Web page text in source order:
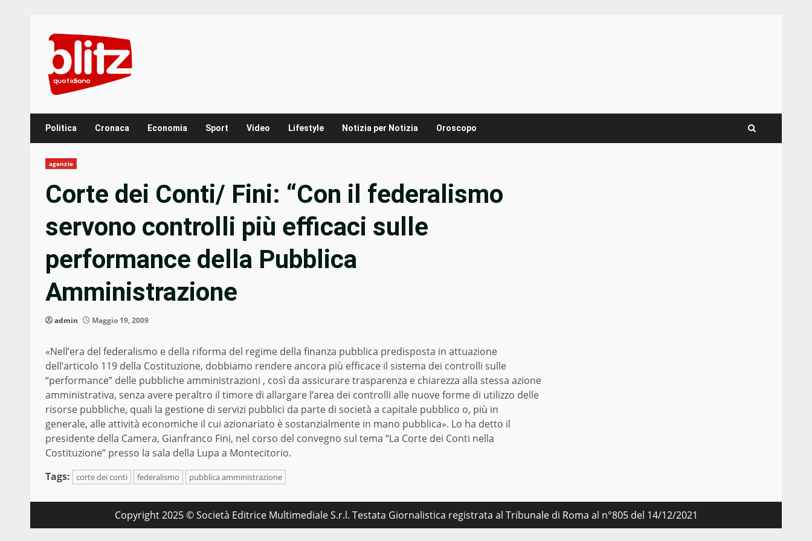
content
Politica Cronaca Economia Sport Video Lifestyle Notizia per Notizia Oroscopo
agenzie
Corte dei Conti/ Fini: “Con il federalismo
servono controlli più efficaci sulle
performance della Pubblica
Amministrazione
admin Maggio 19, 2009
«Nell’era del federalismo e della riforma del regime della finanza pubblica predisposta in attuazione
dell’articolo 119 della Costituzione, dobbiamo rendere ancora più efficace il sistema dei controlli sulle
“performance” delle pubbliche amministrazioni , così da assicurare trasparenza e chiarezza alla stessa azione
amministrativa, senza avere peraltro il timore di allargare l’area dei controlli alle nuove forme di utilizzo delle
risorse pubbliche, quali la gestione di servizi pubblici da parte di società a capitale pubblico o, più in
generale, alle attività economiche il cui azionariato è sostanzialmente in mano pubblica». Lo ha detto il
presidente della Camera, Gianfranco Fini, nel corso del convegno sul tema “La Corte dei Conti nella
Costituzione” presso la sala della Lupa a Montecitorio.
Tags:
corte dei conti federalismo pubblica amministrazione
Copyright 2025 © Società Editrice Multimediale S.r.l. Testata Giornalistica registrata al Tribunale di Roma al n°805 del 14/12/2021